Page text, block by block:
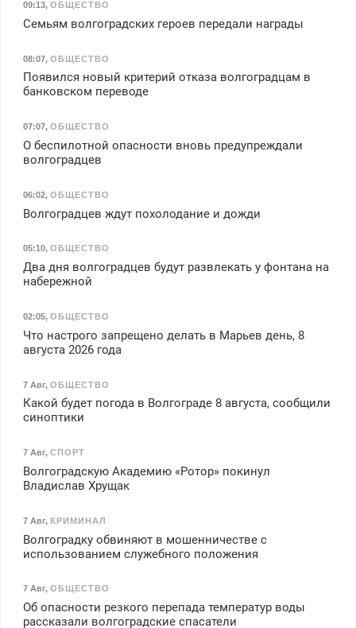
09:13, ОБЩЕСТВО
Семьям волгоградских героев передали награды
08:07, ОБЩЕСТВО
Появился новый критерий отказа волгоградцам в
банковском переводе
07:07, ОБЩЕСТВО
О беспилотной опасности вновь предупреждали
волгоградцев
06:02, ОБЩЕСТВО
Волгоградцев ждут похолодание и дожди
05:10, ОБЩЕСТВО
Два дня волгоградцев будут развлекать у фонтана на
набережной
02:05, ОБЩЕСТВО
Что настрого запрещено делать в Марьев день, 8
августа 2026 года
7 Авг, ОБЩЕСТВО
Какой будет погода в Волгограде 8 августа, сообщили
синоптики
7 Авг, СПОРТ
Волгоградскую Академию «Ротор» покинул
Владислав Хрущак
7 Авг, КРИМИНАЛ
Волгоградку обвиняют в мошенничестве с
использованием служебного положения
7 Авг, ОБЩЕСТВО
Об опасности резкого перепада температур воды
рассказали волгоградские спасатели